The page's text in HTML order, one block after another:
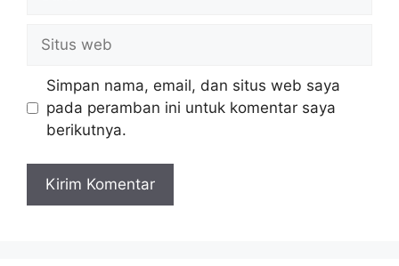
web
Simpan nama, email, dan situs web saya
pada peramban ini untuk komentar saya
berikutnya.